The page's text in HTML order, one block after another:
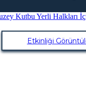
Etkinliği